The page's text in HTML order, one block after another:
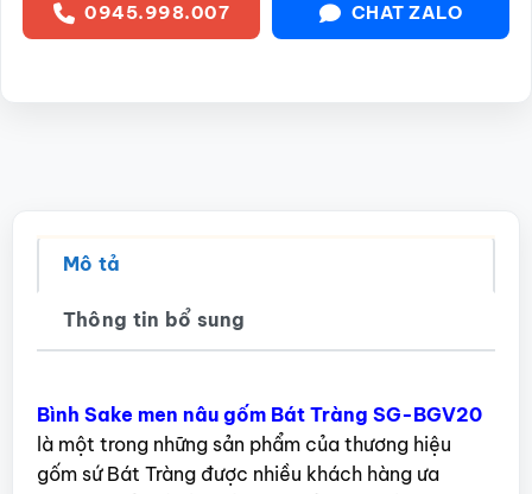
0945.998.007 CHAT ZALO
Mô tả
Thông tin bổ sung
Bình Sake men nâu gốm Bát Tràng SG-BGV20
là một trong những sản phẩm của thương hiệu
gốm sứ Bát Tràng được nhiều khách hàng ưa